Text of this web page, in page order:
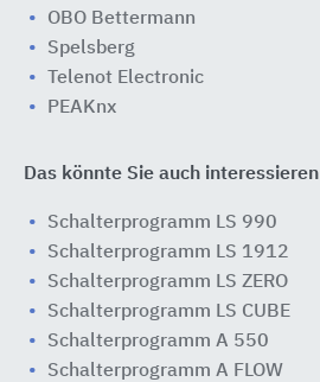
OBO Bettermann
Spelsberg
Telenot Electronic
PEAKnx
Das könnte Sie auch interessieren
Schalterprogramm LS 990
Schalterprogramm LS 1912
Schalterprogramm LS ZERO
Schalterprogramm LS CUBE
Schalterprogramm A 550
Schalterprogramm A FLOW